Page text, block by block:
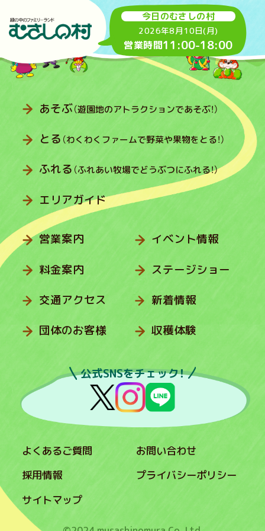
今日のむさしの村
2026年8月10日(月)
営業時間11:00-18:00
あそぶ（遊園地のアトラクションであそぶ！）
とる （わくわくファームで野菜や果物をとる！）
ふれる （ふれあい牧場でどうぶつにふれる！）
エリアガイド
営業案内
料金案内
交通アクセス
団体のお客様
イベント情報
ステージショー
新着情報
収穫体験
公式SNSをチェック！
よくあるご質問
お問い合わせ
採用情報
プライバシーポリシー
サイトマップ